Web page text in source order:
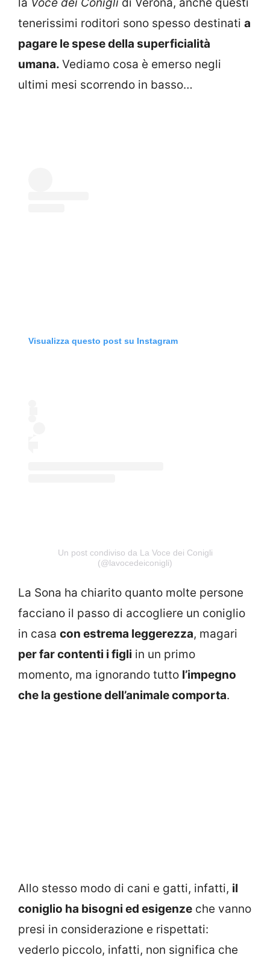
la Voce dei Conigli di Verona, anche questi
tenerissimi roditori sono spesso destinati a
pagare le spese della superficialità
umana. Vediamo cosa è emerso negli
ultimi mesi scorrendo in basso…
Visualizza questo post su Instagram
Un post condiviso da La Voce dei Conigli
(@lavocedeiconigli)
La Sona ha chiarito quanto molte persone
facciano il passo di accogliere un coniglio
in casa con estrema leggerezza, magari
per far contenti i figli in un primo
momento, ma ignorando tutto l’impegno
che la gestione dell’animale comporta.
Allo stesso modo di cani e gatti, infatti, il
coniglio ha bisogni ed esigenze che vanno
presi in considerazione e rispettati:
vederlo piccolo, infatti, non significa che